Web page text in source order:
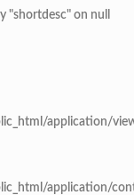
"shortdesc" on null
application/
application/